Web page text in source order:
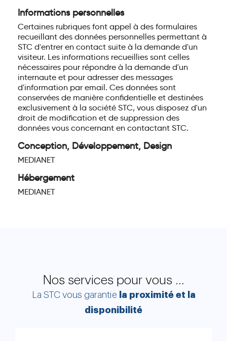
Informations personnelles
Certaines rubriques font appel à des formulaires
recueillant des données personnelles permettant à
STC d'entrer en contact suite à la demande d'un
visiteur. Les informations recueillies sont celles
nécessaires pour répondre à la demande d'un
internaute et pour adresser des messages
d'information par email. Ces données sont
conservées de manière confidentielle et destinées
exclusivement à la société STC, vous disposez d'un
droit de modification et de suppression des
données vous concernant en contactant STC.
Conception, Développement, Design
MEDIANET
Hébergement
MEDIANET
Nos services pour vous …
La STC vous garantie
la proximité et la
disponibilité